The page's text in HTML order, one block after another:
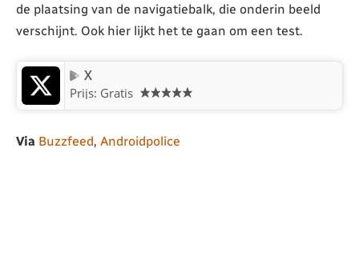
de plaatsing van de navigatiebalk, die onderin beeld
verschijnt. Ook hier lijkt het te gaan om een test.
X
Prijs: Gratis
Via Buzzfeed, Androidpolice